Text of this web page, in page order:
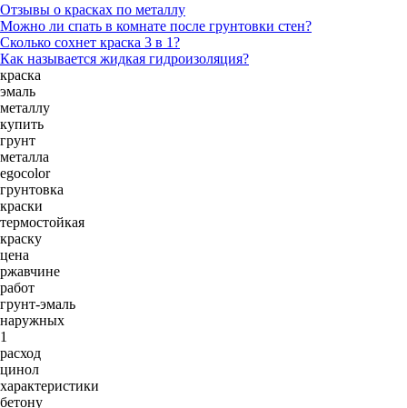
Отзывы о красках по металлу
Можно ли спать в комнате после грунтовки стен?
Сколько сохнет краска 3 в 1?
Как называется жидкая гидроизоляция?
краска
эмаль
металлу
купить
грунт
металла
egocolor
грунтовка
краски
термостойкая
краску
цена
ржавчине
работ
грунт-эмаль
наружных
1
расход
цинол
характеристики
бетону